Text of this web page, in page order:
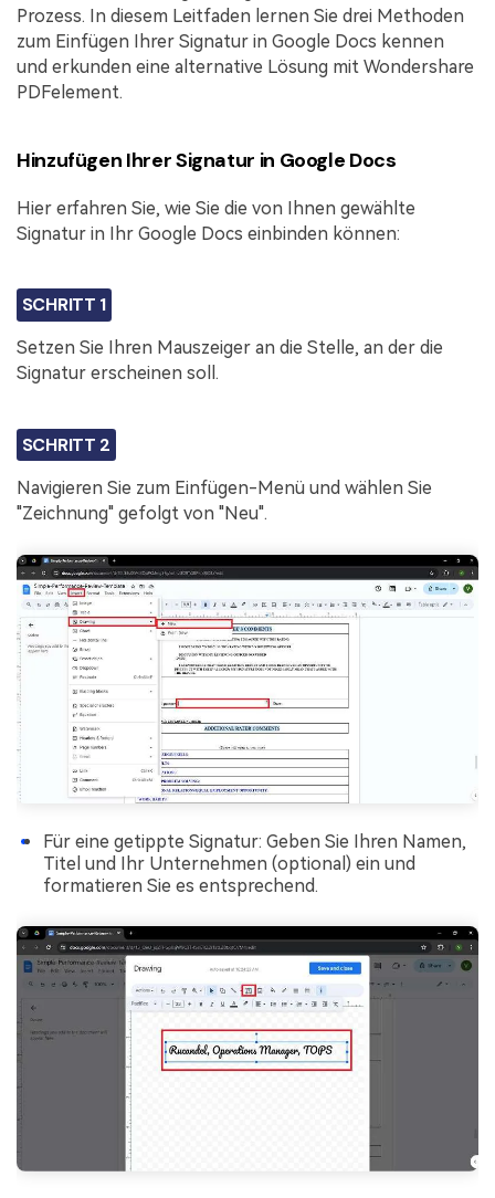
Prozess. In diesem Leitfaden lernen Sie drei Methoden
zum Einfügen Ihrer Signatur in Google Docs kennen
und erkunden eine alternative Lösung mit Wondershare
PDFelement.
Hinzufügen Ihrer Signatur in Google Docs
Hier erfahren Sie, wie Sie die von Ihnen gewählte
Signatur in Ihr Google Docs einbinden können:
SCHRITT 1
Setzen Sie Ihren Mauszeiger an die Stelle, an der die
Signatur erscheinen soll.
SCHRITT 2
Navigieren Sie zum Einfügen-Menü und wählen Sie
"Zeichnung" gefolgt von "Neu".
Für eine getippte Signatur: Geben Sie Ihren Namen,
Titel und Ihr Unternehmen (optional) ein und
formatieren Sie es entsprechend.